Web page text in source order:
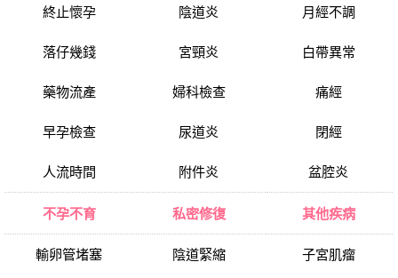
終止懷孕
落仔幾錢
藥物流產
早孕檢查
人流時間
陰道炎
宮頸炎
婦科檢查
尿道炎
附件炎
月經不調
白帶異常
痛經
閉經
盆腔炎
不孕不育
輸卵管堵塞
私密修復
陰道緊縮
其他疾病
子宮肌瘤